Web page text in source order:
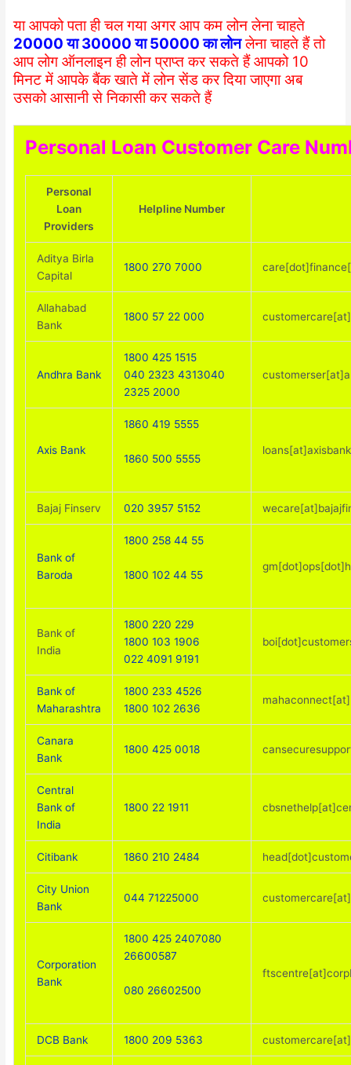
या आपको पता ही चल गया अगर आप कम लोन लेना चाहते
20000 या 30000 या 50000 का लोन लेना चाहते हैं तो
आप लोग ऑनलाइन ही लोन प्राप्त कर सकते हैं आपको 10
मिनट में आपके बैंक खाते में लोन सेंड कर दिया जाएगा अब
उसको आसानी से निकासी कर सकते हैं
Personal Loan Customer Care
Personal
Loan
Providers
Helpline Number
Aditya Birla
Capital
1800 270 7000
Allahabad
Bank
1800 57 22 000
Andhra Bank
1800 425 1515
040 2323 4313040
2325 2000
Axis Bank
1860 419 5555
1860 500 5555
Bajaj Finserv 020 3957 5152
Bank of
Baroda
1800 258 44 55
1800 102 44 55
Bank of
India
1800 220 229
1800 103 1906
022 4091 9191
Bank of
Maharashtra
1800 233 4526
1800 102 2636
Canara
Bank
1800 425 0018
Central
Bank of
India
1800 22 1911
Citibank 1860 210 2484
City Union
Bank
044 71225000
Corporation
Bank
1800 425 2407080
26600587
080 26602500
DCB Bank 1800 209 5363